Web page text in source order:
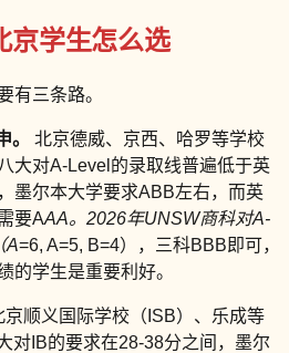
京学生怎么选
有三条路。
。
北京德威、京西、哈罗等学校
大对A-Level的录取线普遍低于英
墨尔本大学要求ABB左右，而英
要AAA。2026年UNSW商科对A-
A=6, A=5, B=4），三科BBB即可，
的学生是重要利好。
京顺义国际学校（ISB）、乐成等
对IB的要求在28-38分之间，墨尔